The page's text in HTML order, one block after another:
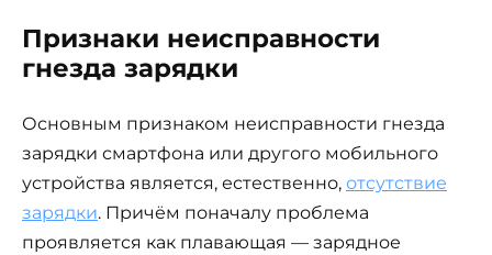
Признаки неисправности
гнезда зарядки
Основным признаком неисправности гнезда
зарядки смартфона или другого мобильного
устройства является, естественно, отсутствие
зарядки. Причём поначалу проблема
проявляется как плавающая — зарядное